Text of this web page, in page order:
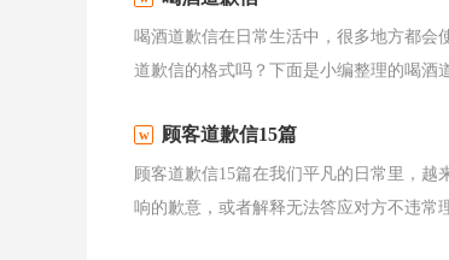
喝酒道歉信在日常生活中，很多地方都会
道歉信的格式吗？下面是小编整理的喝酒
顾客道歉信15篇
顾客道歉信15篇在我们平凡的日常里，
响的歉意，或者解释无法答应对方不违常